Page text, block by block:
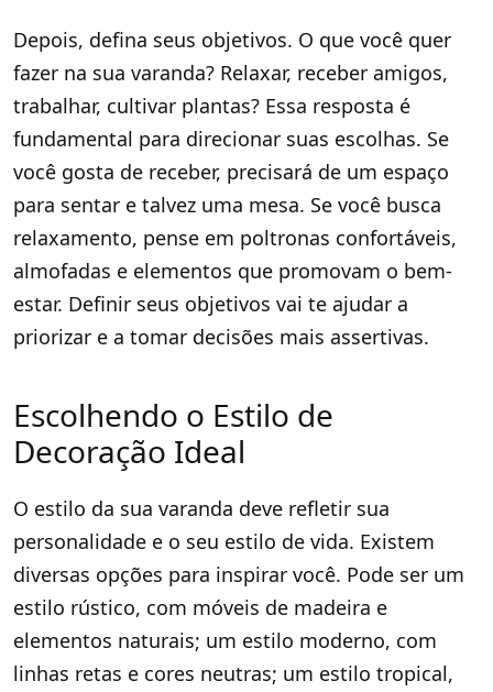
Depois, defina seus objetivos. O que você quer
fazer na sua varanda? Relaxar, receber amigos,
trabalhar, cultivar plantas? Essa resposta é
fundamental para direcionar suas escolhas. Se
você gosta de receber, precisará de um espaço
para sentar e talvez uma mesa. Se você busca
relaxamento, pense em poltronas confortáveis,
almofadas e elementos que promovam o bem-
estar. Definir seus objetivos vai te ajudar a
priorizar e a tomar decisões mais assertivas.
Escolhendo o Estilo de
Decoração Ideal
O estilo da sua varanda deve refletir sua
personalidade e o seu estilo de vida. Existem
diversas opções para inspirar você. Pode ser um
estilo rústico, com móveis de madeira e
elementos naturais; um estilo moderno, com
linhas retas e cores neutras; um estilo tropical,